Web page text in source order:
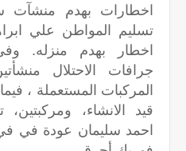
اخطارات بهدم منشآت
تسليم المواطن علي
اخطار بهدم منزله.
جرافات الاحتلال
المركبات المستعملة ،
قيد الانشاء،
احمد سليمان عودة في